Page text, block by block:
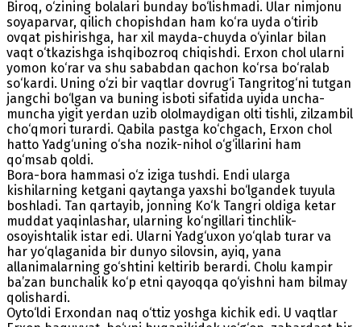
Biroq, o‘zining bolalari bunday bo‘lishmadi. Ular nimjonu
soyaparvar, qilich chopishdan ham ko‘ra uyda o‘tirib
ovqat pishirishga, har xil mayda-chuyda o‘yinlar bilan
vaqt o‘tkazishga ishqibozroq chiqishdi. Erxon chol ularni
yomon ko‘rar va shu sababdan qachon ko‘rsa bo‘ralab
so‘kardi. Uning o‘zi bir vaqtlar dovrug‘i Tangritog‘ni tutgan
jangchi bo‘lgan va buning isboti sifatida uyida uncha-
muncha yigit yerdan uzib ololmaydigan olti tishli, zilzambil
cho‘qmori turardi. Qabila pastga ko‘chgach, Erxon chol
hatto Yadg‘uning o‘sha nozik-nihol o‘g‘illarini ham
qo‘msab qoldi.
Bora-bora hammasi o‘z iziga tushdi. Endi ularga
kishilarning ketgani qaytanga yaxshi bo‘lgandek tuyula
boshladi. Tan qartayib, jonning Ko‘k Tangri oldiga ketar
muddat yaqinlashar, ularning ko‘ngillari tinchlik-
osoyishtalik istar edi. Ularni Yadg‘uxon yo‘qlab turar va
har yo‘qlaganida bir dunyo silovsin, ayiq, yana
allanimalarning go‘shtini keltirib berardi. Cholu kampir
ba’zan bunchalik ko‘p etni qayoqqa qo‘yishni ham bilmay
qolishardi.
Oyto‘ldi Erxondan naq o‘ttiz yoshga kichik edi. U vaqtlar